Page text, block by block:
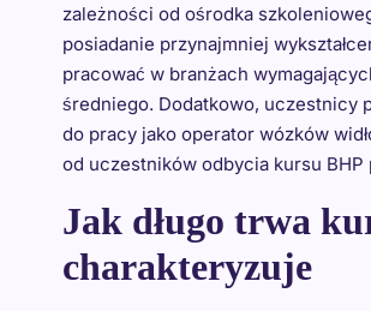
zależności od ośrodka
posiadanie przynajmniej
pracować w branżach
średniego. Dodatkowo, uczestnicy
do pracy jako operator wózków
od uczestników odbycia kursu
Jak długo trwa
charakteryzuje